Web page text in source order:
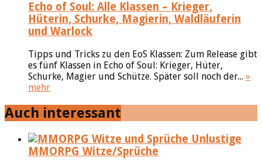
Echo of Soul: Alle Klassen – Krieger,
Hüterin, Schurke, Magierin, Waldläuferin
und Warlock
Tipps und Tricks zu den EoS Klassen: Zum Release gibt
es fünf Klassen in Echo of Soul: Krieger, Hüter,
Schurke, Magier und Schütze. Später soll noch der... »
mehr
Auch interessant
Unlustige
MMORPG Witze/Sprüche